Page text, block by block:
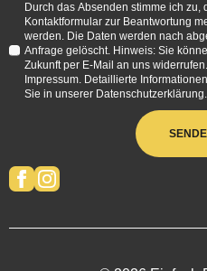
Durch das Absenden stimme ich
Kontaktformular zur Beantwortung
werden. Die Daten werden nach
Anfrage gelöscht. Hinweis: Sie
Zukunft per E-Mail an uns
Impressum. Detaillierte
Sie in unserer Datenschutzerklärung.